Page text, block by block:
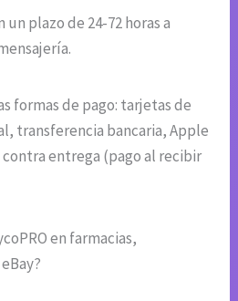
un plazo de 24-72 horas a
formas de pago: tarjetas de
transferencia bancaria, Apple
contra entrega (pago al recibir
en farmacias,